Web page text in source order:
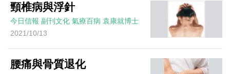
頸椎病與浮針
今日信報 副刊文化 氣療百病 袁康就博士
2021/10/13
腰痛與骨質退化